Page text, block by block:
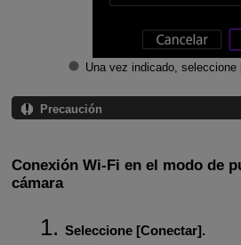
Una vez indicado, seleccione
Precaución
Conexión Wi-Fi en el modo de
cámara
Seleccione [Conectar].